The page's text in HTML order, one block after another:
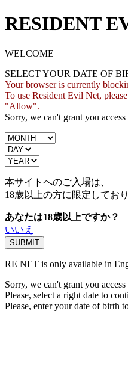
RESIDENT
WELCOME
SELECT YOUR DATE OF
Your browser is currently
To use Resident Evil Net,
"Allow".
Sorry, we can't grant you
本サイトへのご入場は、
18歳以上の方に限定しており
あなたは18歳以上ですか？
いいえ
RE NET is only available in
Sorry, we can't grant you
Please, select a right date to
Please, enter your date of birth